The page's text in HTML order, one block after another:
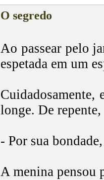
O segredo
Ao passear pelo
espetada em um
longe. De
- Por sua
A menina pensou